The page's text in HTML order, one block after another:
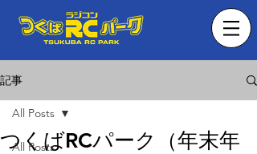
記事
All Posts
All Posts
つくばRCパーク（年末年